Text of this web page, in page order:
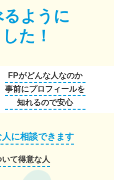
ように
た！
FPがどんな人なのか
事前にプロフィールを
知れるので安心
に相談できます
て得意な人